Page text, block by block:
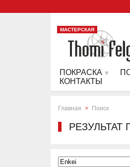
МАСТЕРСКАЯ
ПОКРАСКА
КОНТАКТЫ
Главная > Поиск
РЕЗУЛЬТАТ